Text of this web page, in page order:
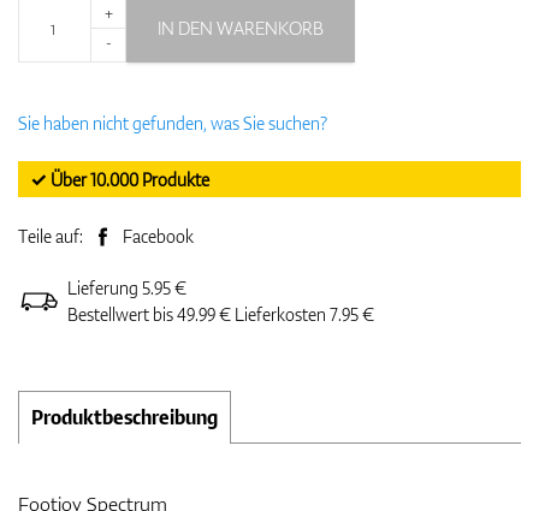
+
-
IN DEN WARENKORB
Sie haben nicht gefunden, was Sie suchen?
✓ Über 10.000 Produkte
Teile auf: Facebook
Lieferung 5.95 €
Bestellwert bis 49.99 € Lieferkosten 7.95 €
Produktbeschreibung
Footjoy Spectrum